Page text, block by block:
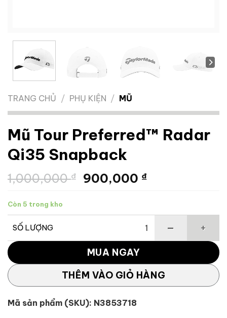
TRANG CHỦ / PHỤ KIỆN / MŨ
Mũ Tour Preferred™ Radar
Qi35 Snapback
1,000,000₫
Giá
1,000,000 ₫.
900,000 ₫Giá
là:
900,000 ₫.
Còn 5 trong kho
SỐ LƯỢNG
Mũ Tour Preferred™ Radar Qi35 Snapback số lượng
THÊM VÀO GIỎ HÀNG
MUA NGAY
Mã sản phẩm (SKU): N3853718